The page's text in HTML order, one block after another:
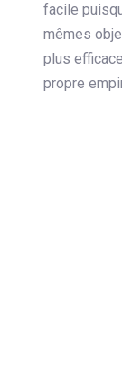
facile
mêmes
plus
propre